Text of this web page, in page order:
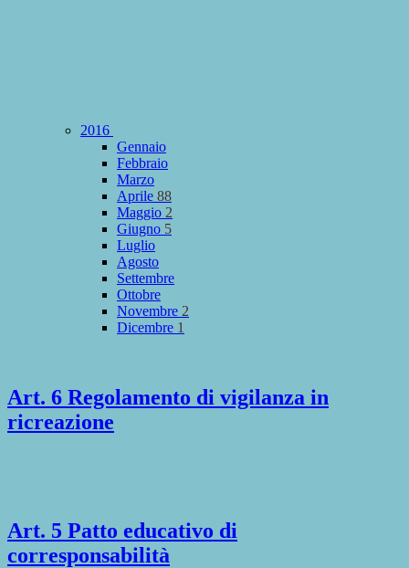
2016
Gennaio
Febbraio
Marzo
Aprile 88
Maggio 2
Giugno 5
Luglio
Agosto
Settembre
Ottobre
Novembre 2
Dicembre 1
Art. 6 Regolamento di vigilanza in
ricreazione
Art. 5 Patto educativo di
corresponsabilità